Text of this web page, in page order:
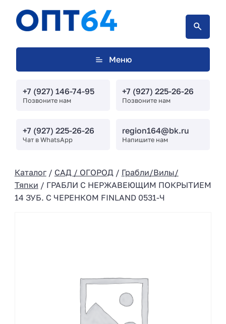
Меню
+7 (927) 146-74-95
Позвоните нам
+7 (927) 225-26-26
Позвоните нам
+7 (927) 225-26-26
Чат в WhatsApp
region164@bk.ru
Напишите нам
Каталог/ САД / ОГОРОД / Грабли/Вилы/
Тяпки / ГРАБЛИ С НЕРЖАВЕЮЩИМ ПОКРЫТИЕМ
14 ЗУБ. С ЧЕРЕНКОМ FINLAND 0531-Ч